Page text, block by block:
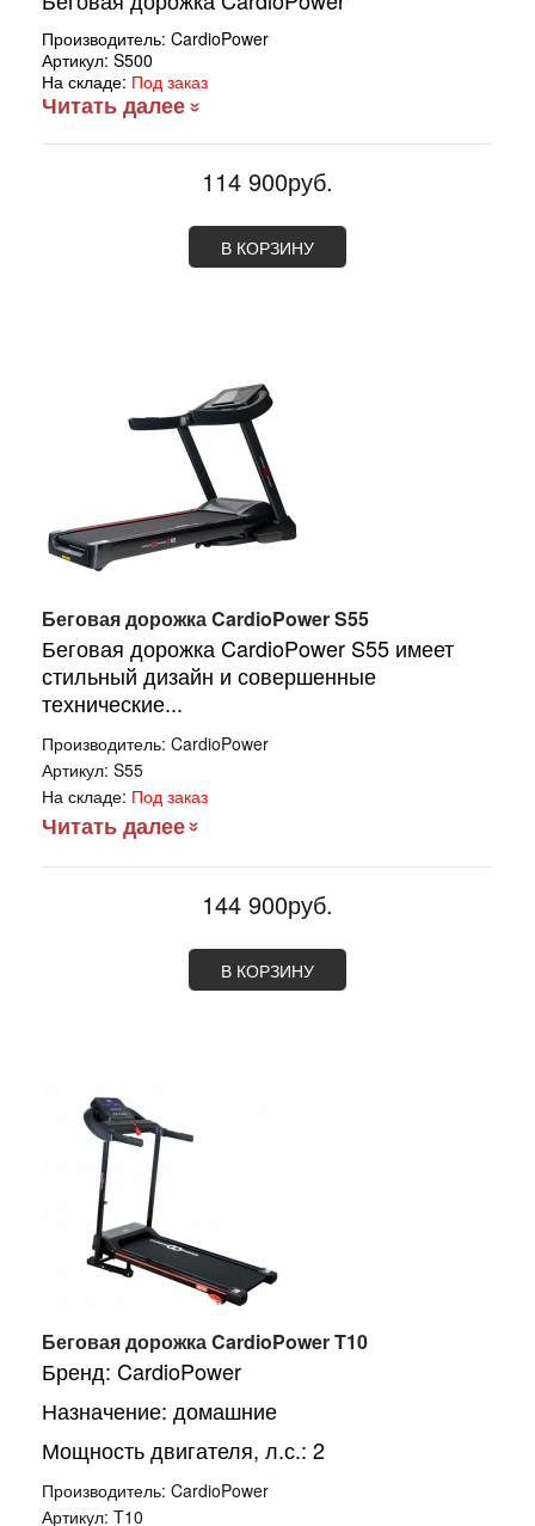
Производитель: CardioPower
Артикул: S500
На складе: Под заказ
Читать далее
114 900руб.
В КОРЗИНУ
Беговая дорожка CardioPower S55
Беговая дорожка CardioPower S55 имеет
стильный дизайн и совершенные
технические...
Производитель: CardioPower
Артикул: S55
На складе: Под заказ
Читать далее
144 900руб.
В КОРЗИНУ
Беговая дорожка CardioPower T10
Бренд: CardioPower
Назначение: домашние
Мощность двигателя, л.с.: 2
Производитель: CardioPower
Артикул: T10